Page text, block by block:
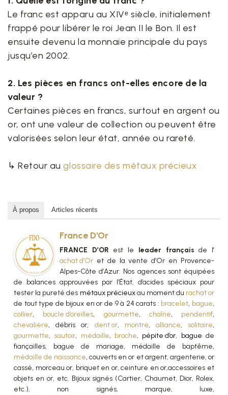
Le franc est apparu au XIVᵉ siècle, initialement
frappé pour libérer le roi Jean II le Bon. Il est
ensuite devenu la monnaie principale du pays
jusqu’en 2002.
2. Les pièces en francs ont-elles encore de la
valeur ?
Certaines pièces en francs, surtout en argent ou
or, ont une valeur de collection ou peuvent être
valorisées selon leur état, année ou rareté.
↳ Retour auglossaire des métaux précieux
À propos Articles récents
France D'Or
FRANCE D’OR est le leader français de l’
achat d’Or et de la vente d’Or en Provence-
Alpes-Côte d’Azur. Nos agences sont équipées
de balances approuvées par l’État, d’acides spéciaux pour
tester la pureté des métaux précieuxau moment du rachat or
de tout type de bijoux en or de 9 à 24 carats : bracelet, bague,
collier, boucle d’oreilles, gourmette, chaîne, pendentif,
chevalière, débris or, dent or, montre, alliance, solitaire,
gourmette, sautoir, médaille, broche, pépite d’or, bague de
fiançailles, bague de mariage, médaille de baptême,
médaille de naissance, couverts en or et argent, argenterie, or
cassé, morceau or, briquet en or, ceinture en or,accessoires et
objets en or, etc. Bijoux signés (Cartier, Chaumet, Dior, Rolex,
etc.), non signés, marque, luxe,